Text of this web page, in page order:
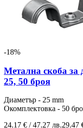
-18%
Метална скоба за
25, 50 броя
Диаметър - 25 mm
Окомплектовка - 50
24.17 € / 47.27 лв.29.47